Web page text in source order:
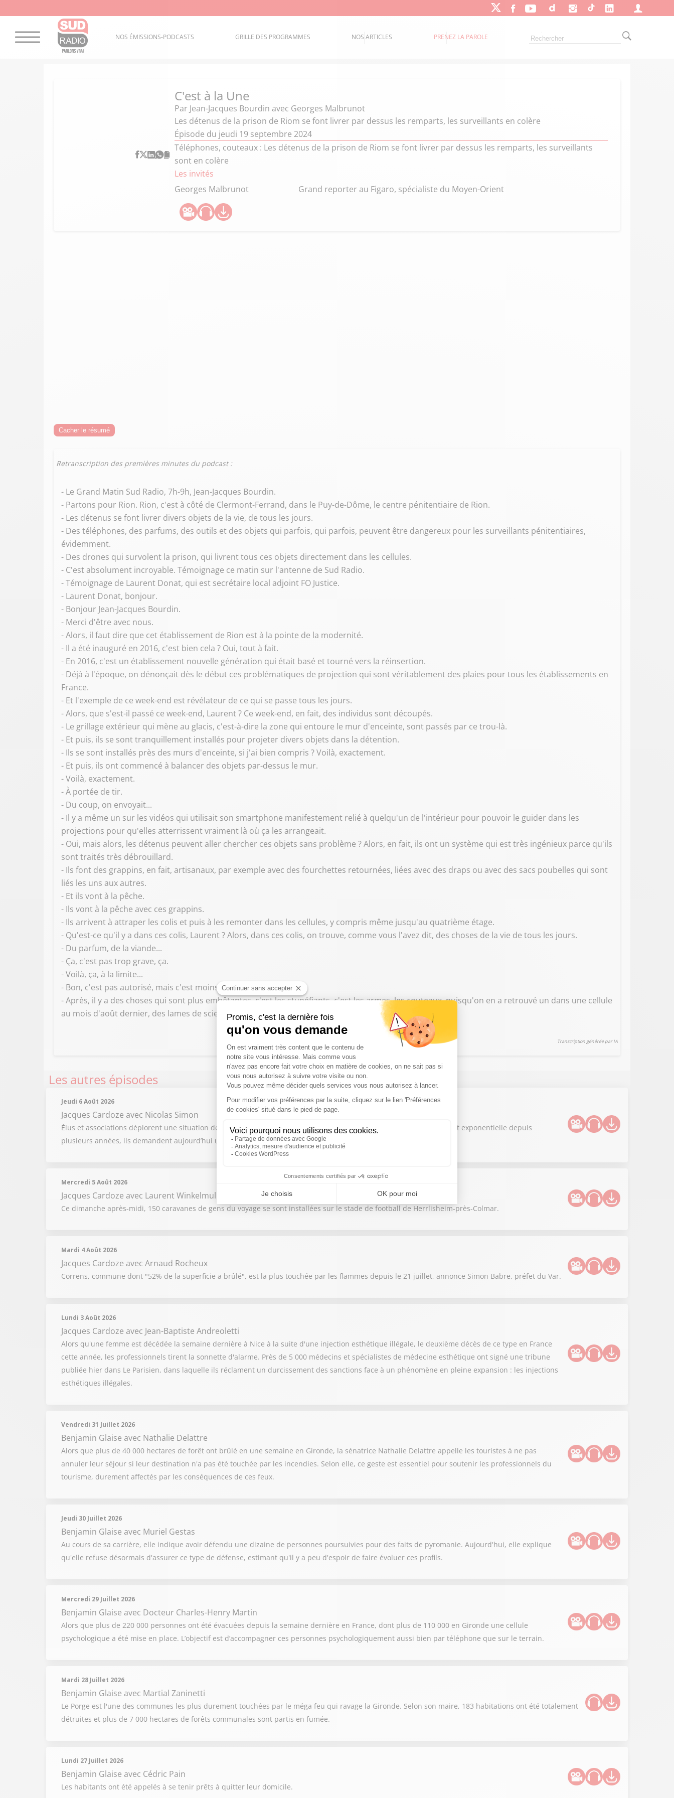
NOS ÉMISSIONS-PODCASTS GRILLE DES PROGRAMMES NOS ARTICLES PRENEZ LA PAROLE
C'est à la Une
Par Jean-Jacques Bourdin avec Georges Malbrunot
Les détenus de la prison de Riom se font livrer par dessus les remparts, les surveillants en colère
Épisode du jeudi 19 septembre 2024
Téléphones, couteaux : Les détenus de la prison de Riom se font livrer par dessus les remparts, les surveillants
sont en colère
Les invités
Georges Malbrunot
Grand reporter au Figaro, spécialiste du Moyen-Orient
Cacher le résumé
Retranscription des premières minutes du podcast :
- Le Grand Matin Sud Radio, 7h-9h, Jean-Jacques Bourdin.
- Partons pour Rion. Rion, c'est à côté de Clermont-Ferrand, dans le Puy-de-Dôme, le centre pénitentiaire de Rion.
- Les détenus se font livrer divers objets de la vie, de tous les jours.
- Des téléphones, des parfums, des outils et des objets qui parfois, qui parfois, peuvent être dangereux pour les surveillants pénitentiaires,
évidemment.
- Des drones qui survolent la prison, qui livrent tous ces objets directement dans les cellules.
- C'est absolument incroyable. Témoignage ce matin sur l'antenne de Sud Radio.
- Témoignage de Laurent Donat, qui est secrétaire local adjoint FO Justice.
- Laurent Donat, bonjour.
- Bonjour Jean-Jacques Bourdin.
- Merci d'être avec nous.
- Alors, il faut dire que cet établissement de Rion est à la pointe de la modernité.
- Il a été inauguré en 2016, c'est bien cela ? Oui, tout à fait.
- En 2016, c'est un établissement nouvelle génération qui était basé et tourné vers la réinsertion.
- Déjà à l'époque, on dénonçait dès le début ces problématiques de projection qui sont véritablement des plaies pour tous les établissements en
France.
- Et l'exemple de ce week-end est révélateur de ce qui se passe tous les jours.
- Alors, que s'est-il passé ce week-end, Laurent ? Ce week-end, en fait, des individus sont découpés.
- Le grillage extérieur qui mène au glacis, c'est-à-dire la zone qui entoure le mur d'enceinte, sont passés par ce trou-là.
- Et puis, ils se sont tranquillement installés pour projeter divers objets dans la détention.
- Ils se sont installés près des murs d'enceinte, si j'ai bien compris ? Voilà, exactement.
- Et puis, ils ont commencé à balancer des objets par-dessus le mur.
- Voilà, exactement.
- À portée de tir.
- Du coup, on envoyait...
- Il y a même un sur les vidéos qui utilisait son smartphone manifestement relié à quelqu'un de l'intérieur pour pouvoir le guider dans les
projections pour qu'elles atterrissent vraiment là où ça les arrangeait.
- Oui, mais alors, les détenus peuvent aller chercher ces objets sans problème ? Alors, en fait, ils ont un système qui est très ingénieux parce qu'ils
sont traités très débrouillard.
- Ils font des grappins, en fait, artisanaux, par exemple avec des fourchettes retournées, liées avec des draps ou avec des sacs poubelles qui sont
liés les uns aux autres.
- Et ils vont à la pêche.
- Ils vont à la pêche avec ces grappins.
- Ils arrivent à attraper les colis et puis à les remonter dans les cellules, y compris même jusqu'au quatrième étage.
- Qu'est-ce qu'il y a dans ces colis, Laurent ? Alors, dans ces colis, on trouve, comme vous l'avez dit, des choses de la vie de tous les jours.
- Du parfum, de la viande...
- Ça, c'est pas trop grave, ça.
- Voilà, ça, à la limite...
- Bon, c'est pas autorisé, mais c'est moins grave.
- Après, il y a des choses qui sont plus embêtantes, c'est les stupéfiants, c'est les armes, les couteaux, puisqu'on en a retrouvé un dans une cellule
au mois d'août dernier, des lames de scie, divers outils qui peuvent servir à démonter des...
Transcription générée par IA
Les autres épisodes
Jeudi 6 Août 2026
Jacques Cardoze avec Nicolas Simon
Élus et associations déplorent une situation de plus en plus insoutenable à Marseille. La consommation du crack y est exponentielle depuis
plusieurs années, ils demandent aujourd’hui un véritable plan sanitaire.
Mercredi 5 Août 2026
Jacques Cardoze avec Laurent Winkelmuller
Ce dimanche après-midi, 150 caravanes de gens du voyage se sont installées sur le stade de football de Herrlisheim-près-Colmar.
Mardi 4 Août 2026
Jacques Cardoze avec Arnaud Rocheux
Correns, commune dont "52% de la superficie a brûlé", est la plus touchée par les flammes depuis le 21 juillet, annonce Simon Babre, préfet du Var.
Lundi 3 Août 2026
Jacques Cardoze avec Jean-Baptiste Andreoletti
Alors qu'une femme est décédée la semaine dernière à Nice à la suite d'une injection esthétique illégale, le deuxième décès de ce type en France
cette année, les professionnels tirent la sonnette d'alarme. Près de 5 000 médecins et spécialistes de médecine esthétique ont signé une tribune
publiée hier dans Le Parisien, dans laquelle ils réclament un durcissement des sanctions face à un phénomène en pleine expansion : les injections
esthétiques illégales.
Vendredi 31 Juillet 2026
Benjamin Glaise avec Nathalie Delattre
Alors que plus de 40 000 hectares de forêt ont brûlé en une semaine en Gironde, la sénatrice Nathalie Delattre appelle les touristes à ne pas
annuler leur séjour si leur destination n'a pas été touchée par les incendies. Selon elle, ce geste est essentiel pour soutenir les professionnels du
tourisme, durement affectés par les conséquences de ces feux.
Jeudi 30 Juillet 2026
Benjamin Glaise avec Muriel Gestas
Au cours de sa carrière, elle indique avoir défendu une dizaine de personnes poursuivies pour des faits de pyromanie. Aujourd'hui, elle explique
qu'elle refuse désormais d'assurer ce type de défense, estimant qu'il y a peu d'espoir de faire évoluer ces profils.
Mercredi 29 Juillet 2026
Benjamin Glaise avec Docteur Charles-Henry Martin
Alors que plus de 220 000 personnes ont été évacuées depuis la semaine dernière en France, dont plus de 110 000 en Gironde une cellule
psychologique a été mise en place. L’objectif est d’accompagner ces personnes psychologiquement aussi bien par téléphone que sur le terrain.
Mardi 28 Juillet 2026
Benjamin Glaise avec Martial Zaninetti
Le Porge est l'une des communes les plus durement touchées par le méga feu qui ravage la Gironde. Selon son maire, 183 habitations ont été totalement
détruites et plus de 7 000 hectares de forêts communales sont partis en fumée.
Lundi 27 Juillet 2026
Benjamin Glaise avec Cédric Pain
Les habitants ont été appelés à se tenir prêts à quitter leur domicile.